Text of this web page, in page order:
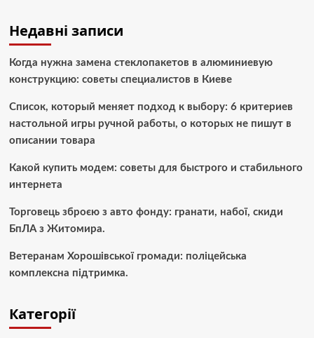
Недавні записи
Когда нужна замена стеклопакетов в алюминиевую
конструкцию: советы специалистов в Киеве
Список, который меняет подход к выбору: 6 критериев
настольной игры ручной работы, о которых не пишут в
описании товара
Какой купить модем: советы для быстрого и стабильного
интернета
Торговець зброєю з авто фонду: гранати, набої, скиди
БпЛА з Житомира.
Ветеранам Хорошівської громади: поліцейська
комплексна підтримка.
Категорії